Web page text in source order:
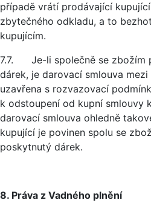
případě vrátí prodávající
zbytečného odkladu, a to
kupujícím.
7.7. Je-li společně se zbožím
dárek, je darovací smlouva
uzavřena s rozvazovací
k odstoupení od kupní smlouvy
darovací smlouva ohledně
kupující je povinen spolu se
poskytnutý dárek.
8. Práva z Vadného plnění